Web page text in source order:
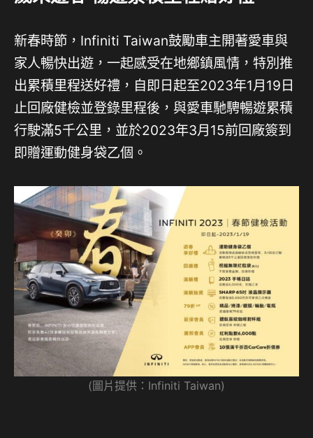
新春時節，Infiniti Taiwan鼓勵車主開著愛車與
家人暢快出遊，一起感受在地鄉鎮風情，特別推
出累積里程送好禮，自即日起至2023年1月19日
止回廠健檢並登錄里程後，與愛車馳騁暢遊累積
行駛滿5千公里，並於2023年3月15前回廠簽到
即贈運動健身袋乙個。
(圖片提供：Infiniti Taiwan)